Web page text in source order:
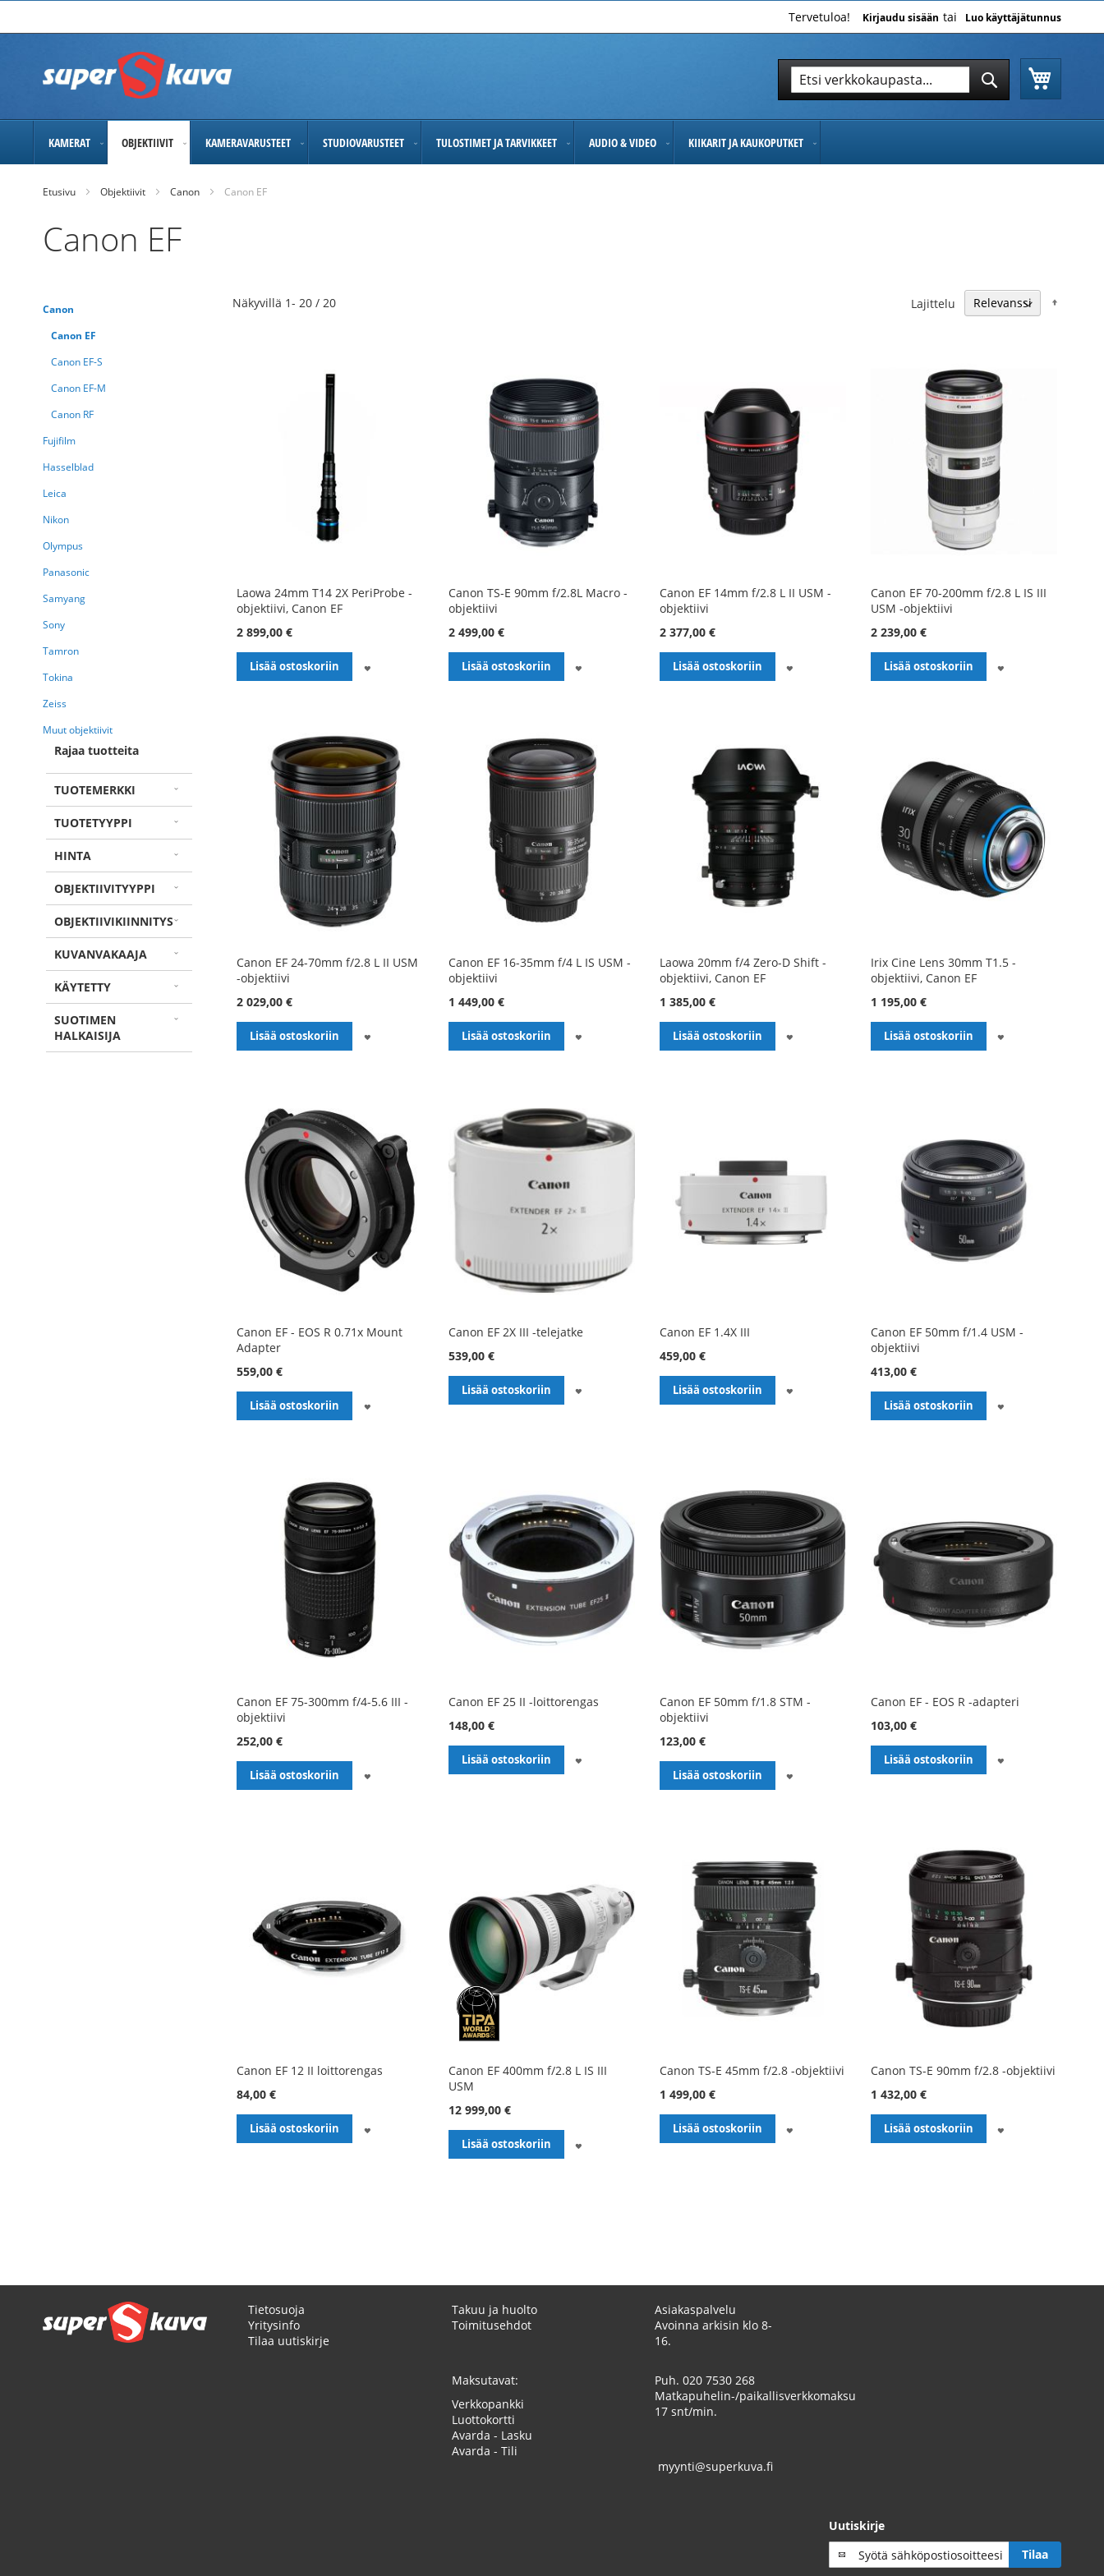
to
Tervetuloa! Kirjaudu sisään Luo käyttäjätunnus
Hae
KAMERAT OBJEKTIIVIT KAMERAVARUSTEET STUDIOVARUSTEET TULOSTIMET JA TARVIKKEET AUDIO & VIDEO KIIKARIT JA KAUKOPUTKET
Etusivu Objektiivit Canon Canon EF
Canon EF
Näkyvillä 1- 20 / 20 Lajittelu
Laowa 24mm T14 2X PeriProbe -
objektiivi, Canon EF
2 899,00 €
Lisää ostoskoriin
Canon TS-E 90mm f/2.8L Macro -
objektiivi
2 499,00 €
Lisää ostoskoriin
Canon EF 14mm f/2.8 L II USM -
objektiivi
2 377,00 €
Lisää ostoskoriin
Canon EF 70-200mm f/2.8 L IS III
USM -objektiivi
2 239,00 €
Lisää ostoskoriin
Canon EF 24-70mm f/2.8 L II USM
-objektiivi
2 029,00 €
Lisää ostoskoriin
Canon EF 16-35mm f/4 L IS USM -
objektiivi
1 449,00 €
Lisää ostoskoriin
Laowa 20mm f/4 Zero-D Shift -
objektiivi, Canon EF
1 385,00 €
Lisää ostoskoriin
Irix Cine Lens 30mm T1.5 -
objektiivi, Canon EF
1 195,00 €
Lisää ostoskoriin
Canon EF - EOS R 0.71x Mount
Adapter
559,00 €
Lisää ostoskoriin
Canon EF 2X III -telejatke
539,00 €
Lisää ostoskoriin
Canon EF 1.4X III
459,00 €
Lisää ostoskoriin
TOIVELISTALLE
Canon EF 50mm f/1.4 USM -
objektiivi
413,00 €
Lisää ostoskoriin
Canon EF 75-300mm f/4-5.6 III -
objektiivi
252,00 €
Lisää ostoskoriin
Canon EF 25 II -loittorengas
148,00 €
Lisää ostoskoriin
TOIVELISTALLE
Canon EF 50mm f/1.8 STM -
objektiivi
123,00 €
Lisää ostoskoriin
Canon EF - EOS R -adapteri
103,00 €
Lisää ostoskoriin
Canon EF 12 II loittorengas
84,00 €
Lisää ostoskoriin
TOIVELISTALLE
Canon EF 400mm f/2.8 L IS III
USM
12 999,00 €
Lisää ostoskoriin
Canon TS-E 45mm f/2.8 -objektiivi
1 499,00 €
Lisää ostoskoriin
Canon TS-E 90mm f/2.8 -objektiivi
1 432,00 €
Lisää ostoskoriin
Canon
Canon EF
Canon EF-S
Canon EF-M
Canon RF
Fujifilm
Hasselblad
Leica
Nikon
Olympus
Panasonic
Samyang
Sony
Tamron
Tokina
Zeiss
Muut objektiivit
Rajaa tuotteita
TUOTEMERKKI
TUOTETYYPPI
HINTA
OBJEKTIIVITYYPPI
OBJEKTIIVIKIINNITYS
KUVANVAKAAJA
KÄYTETTY
SUOTIMEN
HALKAISIJA
Tietosuoja
Yritysinfo
Tilaa uutiskirje
Takuu ja huolto
Toimitusehdot
Maksutavat:
Verkkopankki
Luottokortti
Avarda - Lasku
Avarda - Tili
Asiakaspalvelu
Avoinna arkisin klo 8-
16.
Puh. 020 7530 268
Matkapuhelin-/paikallisverkkomaksu
17 snt/min.
myynti@superkuva.fi
Uutiskirje
Tilaa
uutiskirje
Tilaa